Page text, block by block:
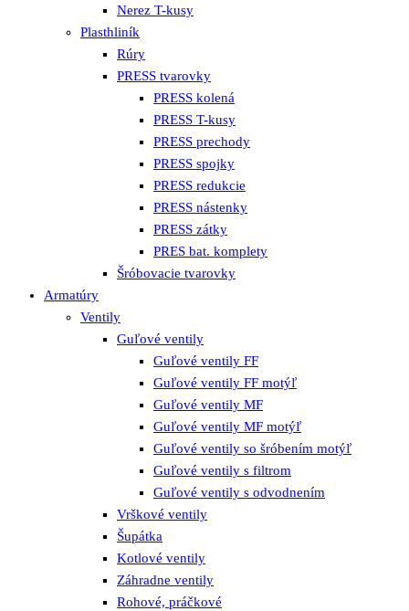
Nerez T-kusy
Plasthliník
Rúry
PRESS tvarovky
PRESS kolená
PRESS T-kusy
PRESS prechody
PRESS spojky
PRESS redukcie
PRESS nástenky
PRESS zátky
PRES bat. komplety
Šróbovacie tvarovky
Armatúry
Ventily
Guľové ventily
Guľové ventily FF
Guľové ventily FF motýľ
Guľové ventily MF
Guľové ventily MF motýľ
Guľové ventily so šróbením motýľ
Guľové ventily s filtrom
Guľové ventily s odvodnením
Vrškové ventily
Šupátka
Kotlové ventily
Záhradne ventily
Rohové, práčkové